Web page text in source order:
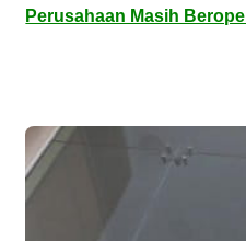
Perusahaan Masih